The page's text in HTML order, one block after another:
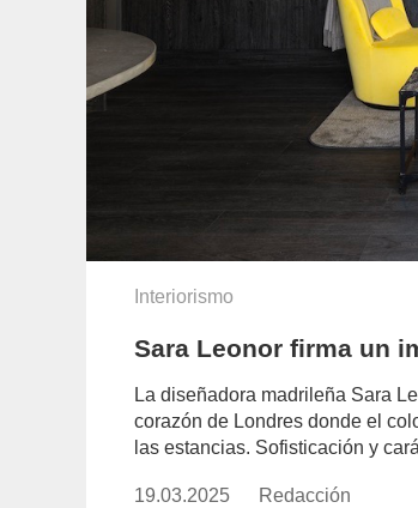
Interiorismo
Sara Leonor firma un
La diseñadora madrileña Sara
corazón de Londres donde el
las estancias. Sofisticación y
Publicado
19.03.2025 https://
Redacción